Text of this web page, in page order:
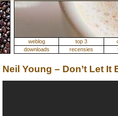
weblog top 3
downloads
recensies
Neil Young – Don’t Let It